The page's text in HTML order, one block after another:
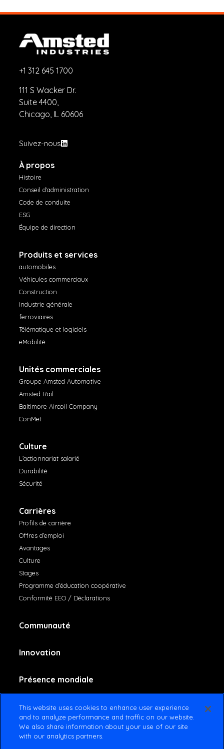
+1 312 645 1700
111 S Wacker Dr.
Suite 4400,
Chicago, IL 60606
Suivez-nous
À propos
Histoire
Conseil d’administration
Code de conduite
ESG
Équipe de direction
Produits et services
automobiles
Véhicules commerciaux
Construction
Industrie générale
ferroviaires
Télématique et logiciels
eMobilité
Unités commerciales
Groupe Amsted Automotive
Amsted Rail
Baltimore Aircoil Company
ConMet
Culture
L’actionnariat salarié
Durabilité
Sécurité
Carrières
Profils de carrière
Offres d’emploi
Avantages
Culture
Stages
Programme d’éducation coopérative
Conformité EEO / Déclarations
Communauté
Innovation
Présence mondiale
Contactez-nous
This website uses cookies to enhance user experience
and to analyze performance and traffic on our website.
We also share information about your use of our site
with our analytics partners.